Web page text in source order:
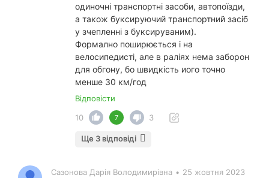
одиночні транспортні засоби, автопоїзди,
а також буксируючий транспортний засіб
у зчепленні з буксируваним).
Формално поширюється і на
велосипедисті, але в раліях нема заборон
для обгону, бо швидкість иого точно
менше 30 км/год
Відповісти
10
7 3
Ще 3 відповіді
Сазонова Дарія Володимирівна • 25 жовтня 2023